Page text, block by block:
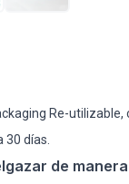
Re-utilizable,
30 días.
de